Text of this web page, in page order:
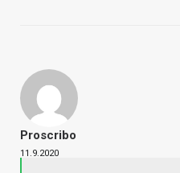
Proscribo
11.9.2020